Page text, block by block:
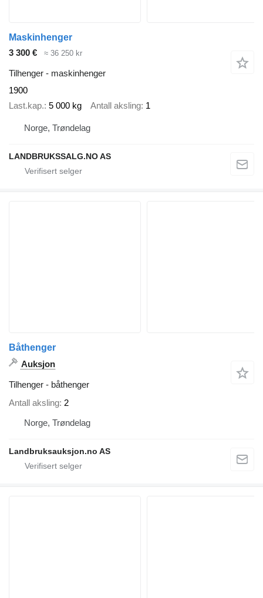
Maskinhenger
3 300 €
≈ 36 250 kr
Tilhenger - maskinhenger
1900
Last.kap. 5 000 kg Antall aksling 1
Norge, Trøndelag
LANDBRUKSSALG.NO AS
Båthenger
Auksjon
Tilhenger - båthenger
Antall aksling 2
Norge, Trøndelag
Landbruksauksjon.no AS